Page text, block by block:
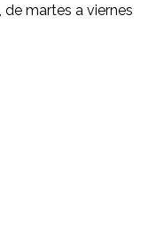
, de martes a viernes